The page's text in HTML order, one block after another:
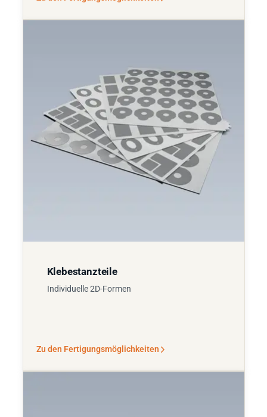
Klebestanzteile
Individuelle 2D-Formen
Zu den Fertigungsmöglichkeiten